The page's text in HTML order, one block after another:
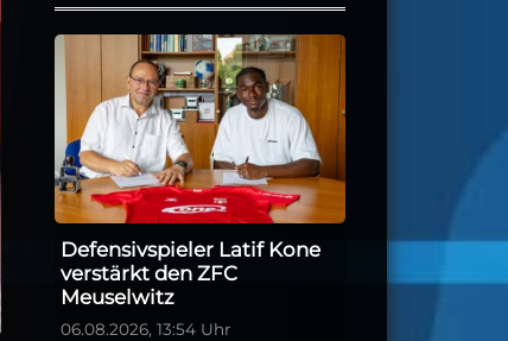
Defensivspieler Latif Kone
verstärkt den ZFC
Meuselwitz
06.08.2026, 13:54 Uhr